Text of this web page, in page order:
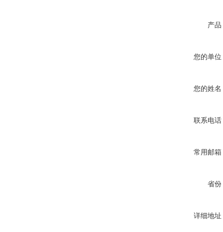
产品
您的单位
您的姓名
联系电话
常用邮箱
省份
详细地址